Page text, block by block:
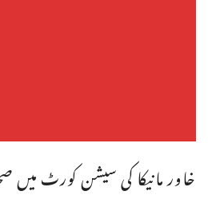
خاور مانیکا کی سیشن کورٹ میں